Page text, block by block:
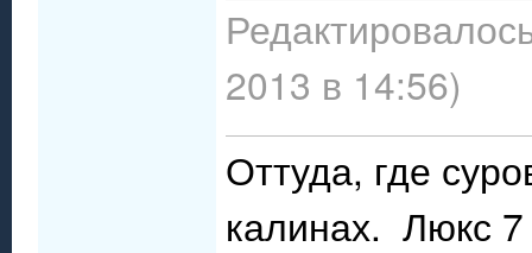
2013 в 14:56)
Оттуда, где
калинах. Люкс